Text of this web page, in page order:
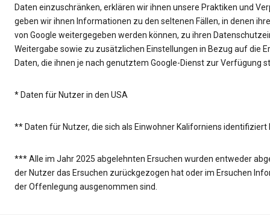
Daten einzuschränken, erklären wir ihnen unsere Praktiken und
geben wir ihnen Informationen zu den seltenen Fällen, in denen
von Google weitergegeben werden können, zu ihren
Weitergabe sowie zu zusätzlichen Einstellungen in Bezug auf die
Daten, die ihnen je nach genutztem Google-Dienst zur Verfügung
* Daten für Nutzer in den USA
** Daten für Nutzer, die sich als Einwohner Kaliforniens identifiziert
*** Alle im Jahr 2025 abgelehnten Ersuchen wurden entweder
der Nutzer das Ersuchen zurückgezogen hat oder im Ersuchen
der Offenlegung ausgenommen sind.